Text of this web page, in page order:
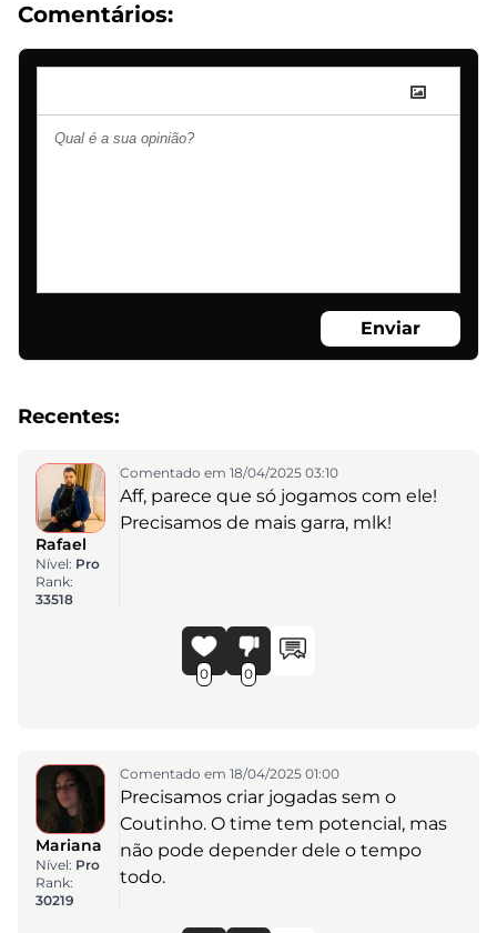
Comentários:
Enviar
Recentes:
Rafael
Nível: Pro
Rank:
33518
Comentado em 18/04/2025 03:10
Aff, parece que só jogamos com ele!
Precisamos de mais garra, mlk!
0 0
Mariana
Nível: Pro
Rank:
30219
Comentado em 18/04/2025 01:00
Precisamos criar jogadas sem o
Coutinho. O time tem potencial, mas
não pode depender dele o tempo
todo.